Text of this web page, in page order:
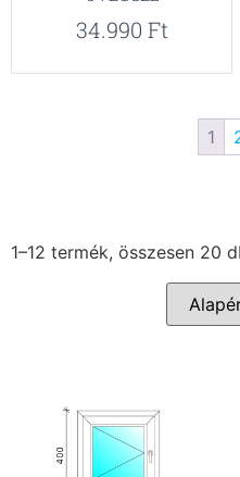
34.990 Ft
1
1–12 termék, összesen 20